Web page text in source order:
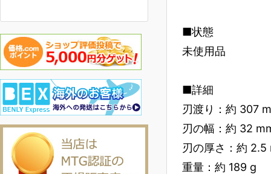
■状態
未使用品
■詳細
刃渡り：約 307
刃の幅：約 32
刃の厚さ：約
重量：約 189 g